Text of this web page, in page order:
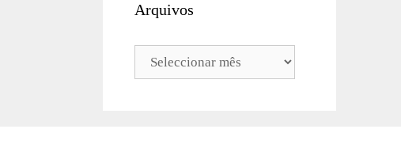
Arquivos
Arquivos